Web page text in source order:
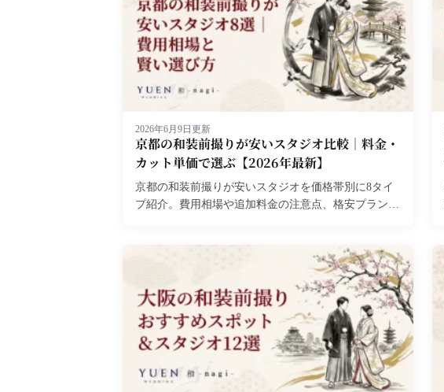
2026年6月9日更新
京都の和装前撮りが安いスタジオ比較｜料金・
カット単価で選ぶ【2026年最新】
京都の和装前撮りが安いスタジオを価格帯別に8タイ
プ紹介。費用相場や追加料金の注意点、格安プランで